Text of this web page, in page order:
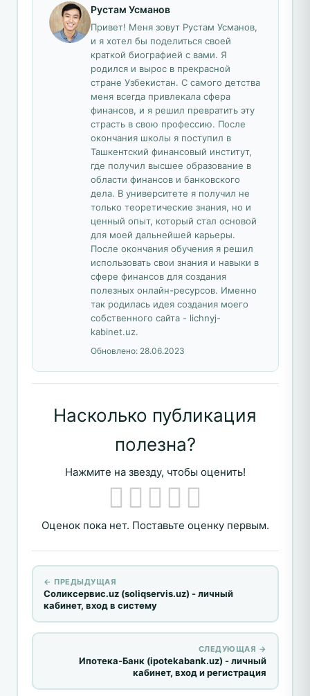
Рустам Усманов
Привет! Меня зовут Рустам Усманов,
и я хотел бы поделиться своей
краткой биографией с вами. Я
родился и вырос в прекрасной
стране Узбекистан. С самого детства
меня всегда привлекала сфера
финансов, и я решил превратить эту
страсть в свою профессию. После
окончания школы я поступил в
Ташкентский финансовый институт,
где получил высшее образование в
области финансов и банковского
дела. В университете я получил не
только теоретические знания, но и
ценный опыт, который стал основой
для моей дальнейшей карьеры.
После окончания обучения я решил
использовать свои знания и навыки в
сфере финансов для создания
полезных онлайн-ресурсов. Именно
так родилась идея создания моего
собственного сайта - lichnyj-
kabinet.uz.
Обновлено: 28.06.2023
Насколько публикация
полезна?
Нажмите на звезду, чтобы оценить!
Оценок пока нет. Поставьте оценку первым.
← ПРЕДЫДУЩАЯ
Соликсервис.uz (soliqservis.uz) - личный
кабинет, вход в систему
СЛЕДУЮЩАЯ →
Ипотека-Банк (ipotekabank.uz) - личный
кабинет, вход и регистрация